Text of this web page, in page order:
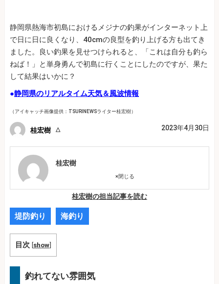
静岡県熱海市初島におけるメジナの釣果がインターネット上
で日に日に良くなり、40cmの良型を釣り上げる方も出てき
ました。良い釣果を見せつけられると、「これは自分も釣ら
ねば！」と単身勇んで初島に行くことにしたのですが、果た
して結果はいかに？
●静岡県のリアルタイム天気＆風波情報
（アイキャッチ画像提供：TSURINEWSライター桂宏樹）
桂宏樹 2023年4月30日
桂宏樹
桂宏樹の担当記事を読む
×閉じる
堤防釣り 海釣り
目次 [show]
釣れてない雰囲気